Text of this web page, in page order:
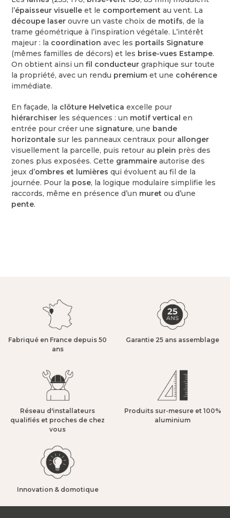
l’épaisseur visuelle et le comportement au vent. La
découpe laser ouvre un vaste choix de motifs, de la
trame géométrique à l’inspiration végétale. L’intérêt
majeur : la coordination avec les portails Signature
(mêmes familles de décors) et les brise-vues Estampe.
On obtient ainsi unfil conducteur graphique sur toute
la propriété, avec un rendu premium et une cohérence
immédiate.
En façade, la clôture Helvetica excelle pour
hiérarchiser les séquences : un motif vertical en
entrée pour créer une signature, une bande
horizontale sur les panneaux centraux pour allonger
visuellement la parcelle, puis retour au plein près des
zones plus exposées. Cette grammaire autorise des
jeux d’ombres et lumières qui évoluent au fil de la
journée. Pour la pose, la logique modulaire simplifie les
raccords, même en présence d’un muret ou d’une
pente.
Fabriqué en France depuis 50
ans​
Garantie 25 ans assemblage​
Réseau d'installateurs
qualifiés et proches de chez
vous​
Produits sur-mesure et 100%
aluminium​
Innovation & domotique​